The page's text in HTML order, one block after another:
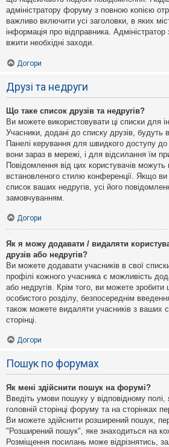
адміністратору форуму з повною копією
важливо включити усі заголовки, в яких
інформація про відправника.
вжити необхідні заходи.
Догори
Друзі та недруги
Що таке список друзів та недругів?
Ви можете використовувати ці списки для
Учасники, додані до списку друзів, будуть
Панелі керування для швидкого доступу до
вони зараз в мережі, і для відсилання їм
Повідомлення від цих користувачів можуть
встановленого стилю конференції. Якщо
список ваших недругів, усі його
замовчуванням.
Догори
Як я можу додавати / видаляти
друзів або недругів?
Ви можете додавати учасників в свої
профілі кожного учасника є можливість
або недругів. Крім того, ви можете
особистого розділу, безпосереднім
також можете видаляти учасників з ваших
сторінці.
Догори
Пошук по форумах
Як мені здійснити пошук на форумі?
Введіть умови пошуку у відповідному
головній сторінці форуму та на сторінках
Ви можете здійснити розширений пошук,
"Розширений пошук", яке знаходиться на
Розміщення посилань може відрізнятись,